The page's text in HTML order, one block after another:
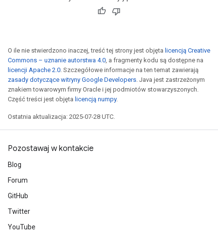
O ile nie stwierdzono inaczej, treść tej strony jest objęta licencją Creative
Commons – uznanie autorstwa 4.0, a fragmenty kodu są dostępne na
licencji Apache 2.0. Szczegółowe informacje na ten temat zawierają
zasady dotyczące witryny Google Developers. Java jest zastrzeżonym
znakiem towarowym firmy Oracle i jej podmiotów stowarzyszonych.
Część treści jest objęta licencją numpy.
Ostatnia aktualizacja: 2025-07-28 UTC.
Pozostawaj w kontakcie
Blog
Forum
GitHub
Twitter
YouTube